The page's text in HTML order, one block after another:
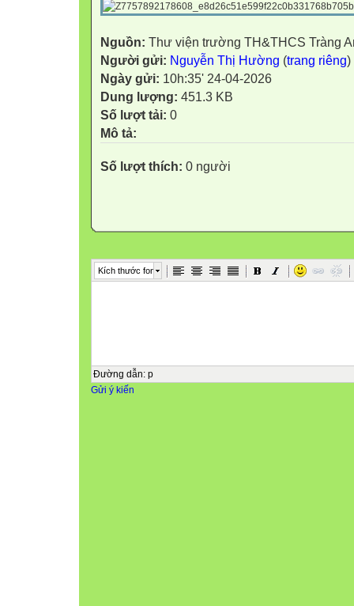
Nguồn: Thư viện trường TH&THCS Tràng
Người gửi: Nguyễn Thị Hường (trang riêng)
Ngày gửi: 10h:35' 24-04-2026
Dung lượng: 451.3 KB
Số lượt tải: 0
Mô tả:
Số lượt thích: 0 người
Kích thước font
Đường dẫn: p
Gửi ý kiến